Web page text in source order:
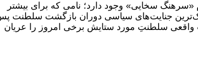
«سرهنگ سخایی» وجود دارد؛ نامی که برای بیشتر
جنایت‌های سیاسی دوران بازگشت سلطنت
ماهیت واقعی سلطنتِ مورد ستایش برخی امروز را عریان